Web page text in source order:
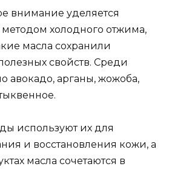
внимание уделяется
холодного отжима,
масла сохранили
свойств. Среди
авокадо, арганы, жожоба,
используют их для
и восстановления кожи, а
масла сочетаются в